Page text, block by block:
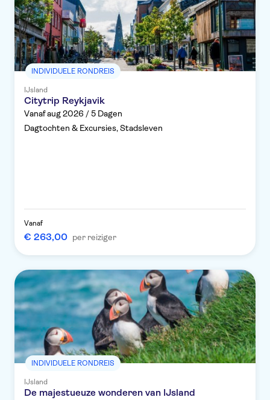
INDIVIDUELE RONDREIS
IJsland
Citytrip Reykjavik
Vanaf aug 2026 / 5 Dagen
Dagtochten & Excursies, Stadsleven
Vanaf
€ 263,00 per reiziger
INDIVIDUELE RONDREIS
IJsland
De majestueuze wonderen van IJsland